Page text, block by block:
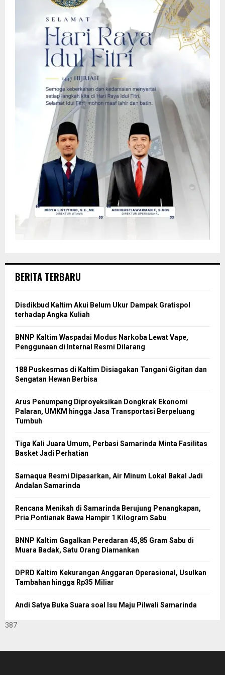
BERITA TERBARU
Disdikbud Kaltim Akui Belum Ukur Dampak Gratispol
terhadap Angka Kuliah
BNNP Kaltim Waspadai Modus Narkoba Lewat Vape,
Penggunaan di Internal Resmi Dilarang
188 Puskesmas di Kaltim Disiagakan Tangani Gigitan dan
Sengatan Hewan Berbisa
Arus Penumpang Diproyeksikan Dongkrak Ekonomi
Palaran, UMKM hingga Jasa Transportasi Berpeluang
Tumbuh
Tiga Kali Juara Umum, Perbasi Samarinda Minta Fasilitas
Basket Jadi Perhatian
Samaqua Resmi Dipasarkan, Air Minum Lokal Bakal Jadi
Andalan Samarinda
Rencana Menikah di Samarinda Berujung Penangkapan,
Pria Pontianak Bawa Hampir 1 Kilogram Sabu
BNNP Kaltim Gagalkan Peredaran 45,85 Gram Sabu di
Muara Badak, Satu Orang Diamankan
DPRD Kaltim Kekurangan Anggaran Operasional, Usulkan
Tambahan hingga Rp35 Miliar
Andi Satya Buka Suara soal Isu Maju Pilwali Samarinda
387